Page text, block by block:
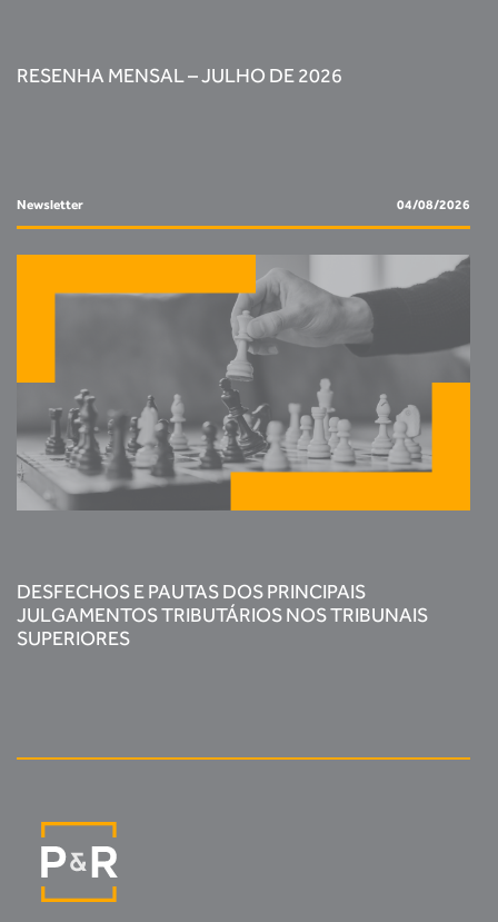
RESENHA MENSAL – JULHO DE 2026
Newsletter 04/08/2026
DESFECHOS E PAUTAS DOS PRINCIPAIS
JULGAMENTOS TRIBUTÁRIOS NOS TRIBUNAIS
SUPERIORES